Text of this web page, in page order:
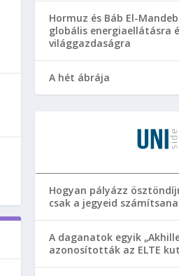
Hormuz és Báb El-
globális energiaellátásra
világgazdaságra
A hét ábrája
Hogyan pályázz
csak a jegyeid
A daganatok egyik
azonosították az ELTE